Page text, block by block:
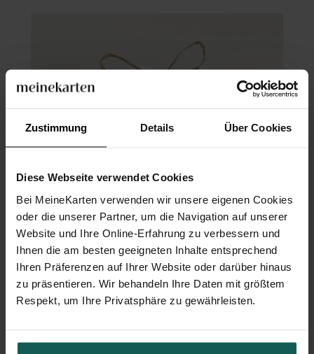
Zustimmung Details Über Cookies
Diese Webseite verwendet Cookies
Bei MeineKarten verwenden wir unsere eigenen Cookies
oder die unserer Partner, um die Navigation auf unserer
Website und Ihre Online-Erfahrung zu verbessern und
Ihnen die am besten geeigneten Inhalte entsprechend
Ihren Präferenzen auf Ihrer Website oder darüber hinaus
zu präsentieren. Wir behandeln Ihre Daten mit größtem
Respekt, um Ihre Privatsphäre zu gewährleisten.
Geschenkbox Hochzeit